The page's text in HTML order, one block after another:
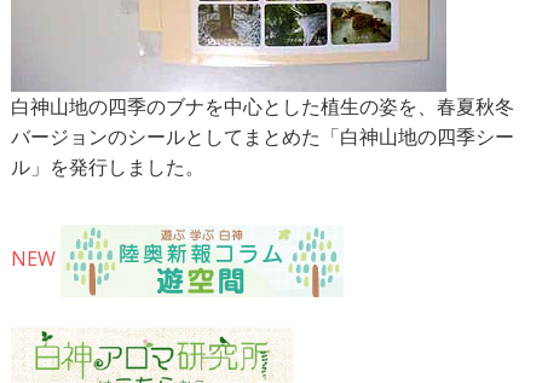
白神山地の四季のブナを中心とした植生の姿を、春夏秋冬
バージョンのシールとしてまとめた「白神山地の四季シー
ル」を発行しました。
NEW